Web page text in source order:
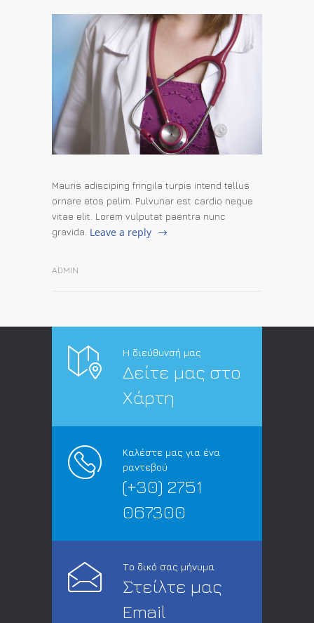
Mauris adisciping fringila turpis intend tellus
ornare etos pelim. Pulvunar est cardio neque
vitae elit. Lorem vulputat paentra nunc
gravida. Leave a reply
ADMIN
Η διεύθυνσή μας
Δείτε μας στο
Χάρτη
Καλέστε μας για ένα
ραντεβού
(+30) 2751
067300
Το δικό σας μήνυμα
Στείλτε μας
Email